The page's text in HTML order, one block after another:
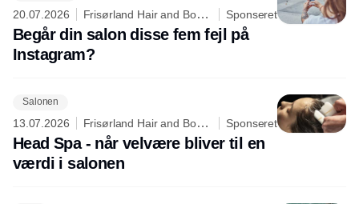
20.07.2026
Frisørland Hair and Body
Care
Sponseret
Begår din salon disse fem fejl på
Instagram?
Salonen
13.07.2026
Frisørland Hair and Body
Care
Sponseret
Head Spa - når velvære bliver til en
værdi i salonen